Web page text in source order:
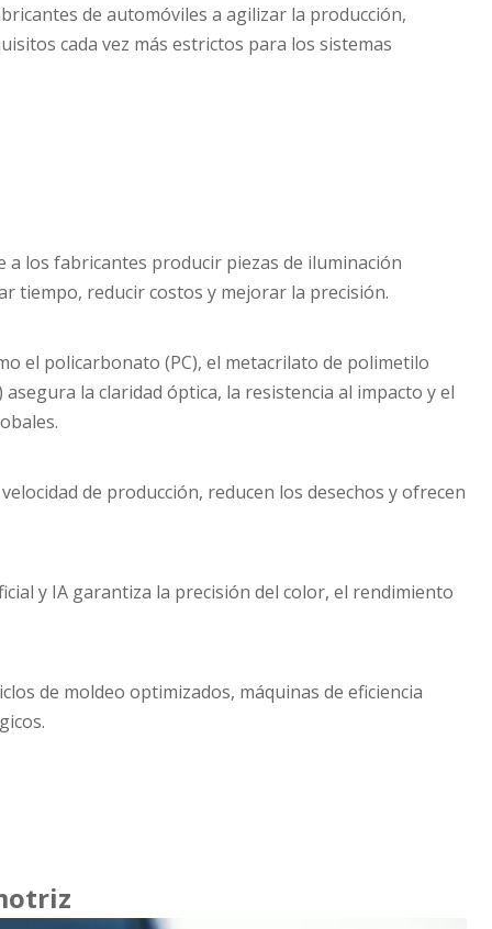
de automóviles a agilizar la producción,
cada vez más estrictos para los sistemas
a los fabricantes producir piezas de iluminación
tiempo, reducir costos y mejorar la precisión.
el policarbonato (PC), el metacrilato de polimetilo
la claridad óptica, la resistencia al impacto y el
de producción, reducen los desechos y ofrecen
y IA garantiza la precisión del color, el rendimiento
de moldeo optimizados, máquinas de eficiencia